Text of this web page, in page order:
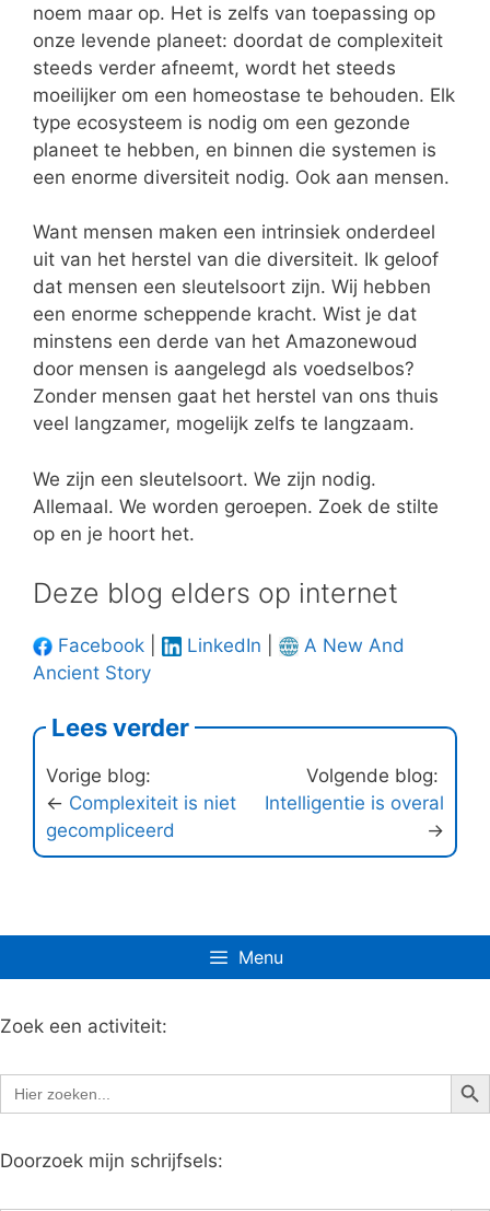
noem maar op. Het is zelfs van toepassing op
onze levende planeet: doordat de complexiteit
steeds verder afneemt, wordt het steeds
moeilijker om een homeostase te behouden. Elk
type ecosysteem is nodig om een gezonde
planeet te hebben, en binnen die systemen is
een enorme diversiteit nodig. Ook aan mensen.
Want mensen maken een intrinsiek onderdeel
uit van het herstel van die diversiteit. Ik geloof
dat mensen een sleutelsoort zijn. Wij hebben
een enorme scheppende kracht. Wist je dat
minstens een derde van het Amazonewoud
door mensen is aangelegd als voedselbos?
Zonder mensen gaat het herstel van ons thuis
veel langzamer, mogelijk zelfs te langzaam.
We zijn een sleutelsoort. We zijn nodig.
Allemaal. We worden geroepen. Zoek de stilte
op en je hoort het.
Deze blog elders op internet
Facebook LinkedIn
A New And
Ancient Story
Lees verder
Vorige blog:
← Complexiteit is niet
gecompliceerd
Volgende blog:
Intelligentie is overal
→
Menu
Zoek een activiteit:
Zoek
naar:
Doorzoek mijn schrijfsels: